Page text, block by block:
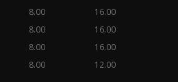
8.00
16.00
8.00
16.00
8.00
16.00
8.00 12.00